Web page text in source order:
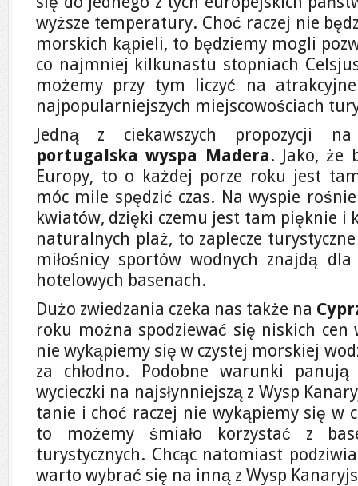
wyższe temperatury. Choć raczej nie
morskich kąpieli, to będziemy mogli
co najmniej kilkunastu stopniach
możemy przy tym liczyć na
najpopularniejszych miejscowościach
Jedną z ciekawszych propozycji
portugalska wyspa Madera. Jako, że
Europy, to o każdej porze roku jest
móc mile spędzić czas. Na wyspie
kwiatów, dzięki czemu jest tam pięknie i
naturalnych plaż, to zaplecze
miłośnicy sportów wodnych znajdą
hotelowych basenach.
Dużo zwiedzania czeka nas także na
roku można spodziewać się niskich cen
nie wykąpiemy się w czystej morskiej
za chłodno. Podobne warunki
wycieczki na najsłynniejszą z Wysp
tanie i choć raczej nie wykąpiemy się w
to możemy śmiało korzystać z
turystycznych. Chcąc natomiast
warto wybrać się na inną z Wysp